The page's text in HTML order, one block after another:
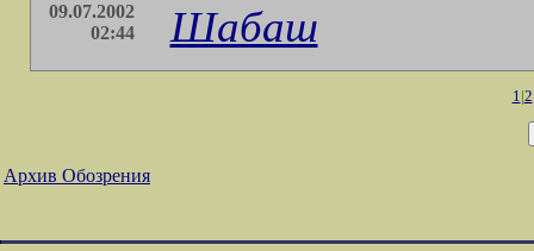
09.07.2002
02:44
Шабаш
1|2
Архив Обозрения